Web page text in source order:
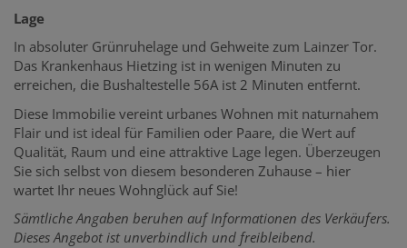
Lage
In absoluter Grünruhelage und Gehweite zum Lainzer Tor.
Das Krankenhaus Hietzing ist in wenigen Minuten zu
erreichen, die Bushaltestelle 56A ist 2 Minuten entfernt.
Diese Immobilie vereint urbanes Wohnen mit naturnahem
Flair und ist ideal für Familien oder Paare, die Wert auf
Qualität, Raum und eine attraktive Lage legen. Überzeugen
Sie sich selbst von diesem besonderen Zuhause – hier
wartet Ihr neues Wohnglück auf Sie!
Sämtliche Angaben beruhen auf Informationen des Verkäufers.
Dieses Angebot ist unverbindlich und freibleibend.